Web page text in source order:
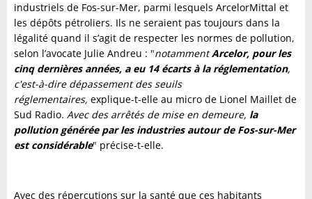
industriels de Fos-sur-Mer, parmi lesquels ArcelorMittal et
les dépôts pétroliers. Ils ne seraient pas toujours dans la
légalité quand il s’agit de respecter les normes de pollution,
selon l’avocate Julie Andreu : "notammentArcelor, pour les
cinq dernières années, a eu 14 écarts à la réglementation,
c'est-à-dire dépassement des seuils
réglementaires, explique-t-elle au micro de Lionel Maillet de
Sud Radio. Avec des arrêtés de mise en demeure, la
pollution générée par les industries autour de Fos-sur-Mer
est considérable" précise-t-elle.
Avec des répercutions sur la santé que ces habitants